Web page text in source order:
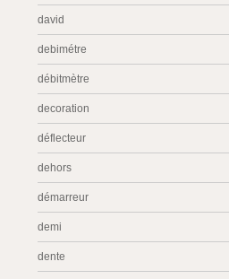
david
debimétre
débitmètre
decoration
déflecteur
dehors
démarreur
demi
dente